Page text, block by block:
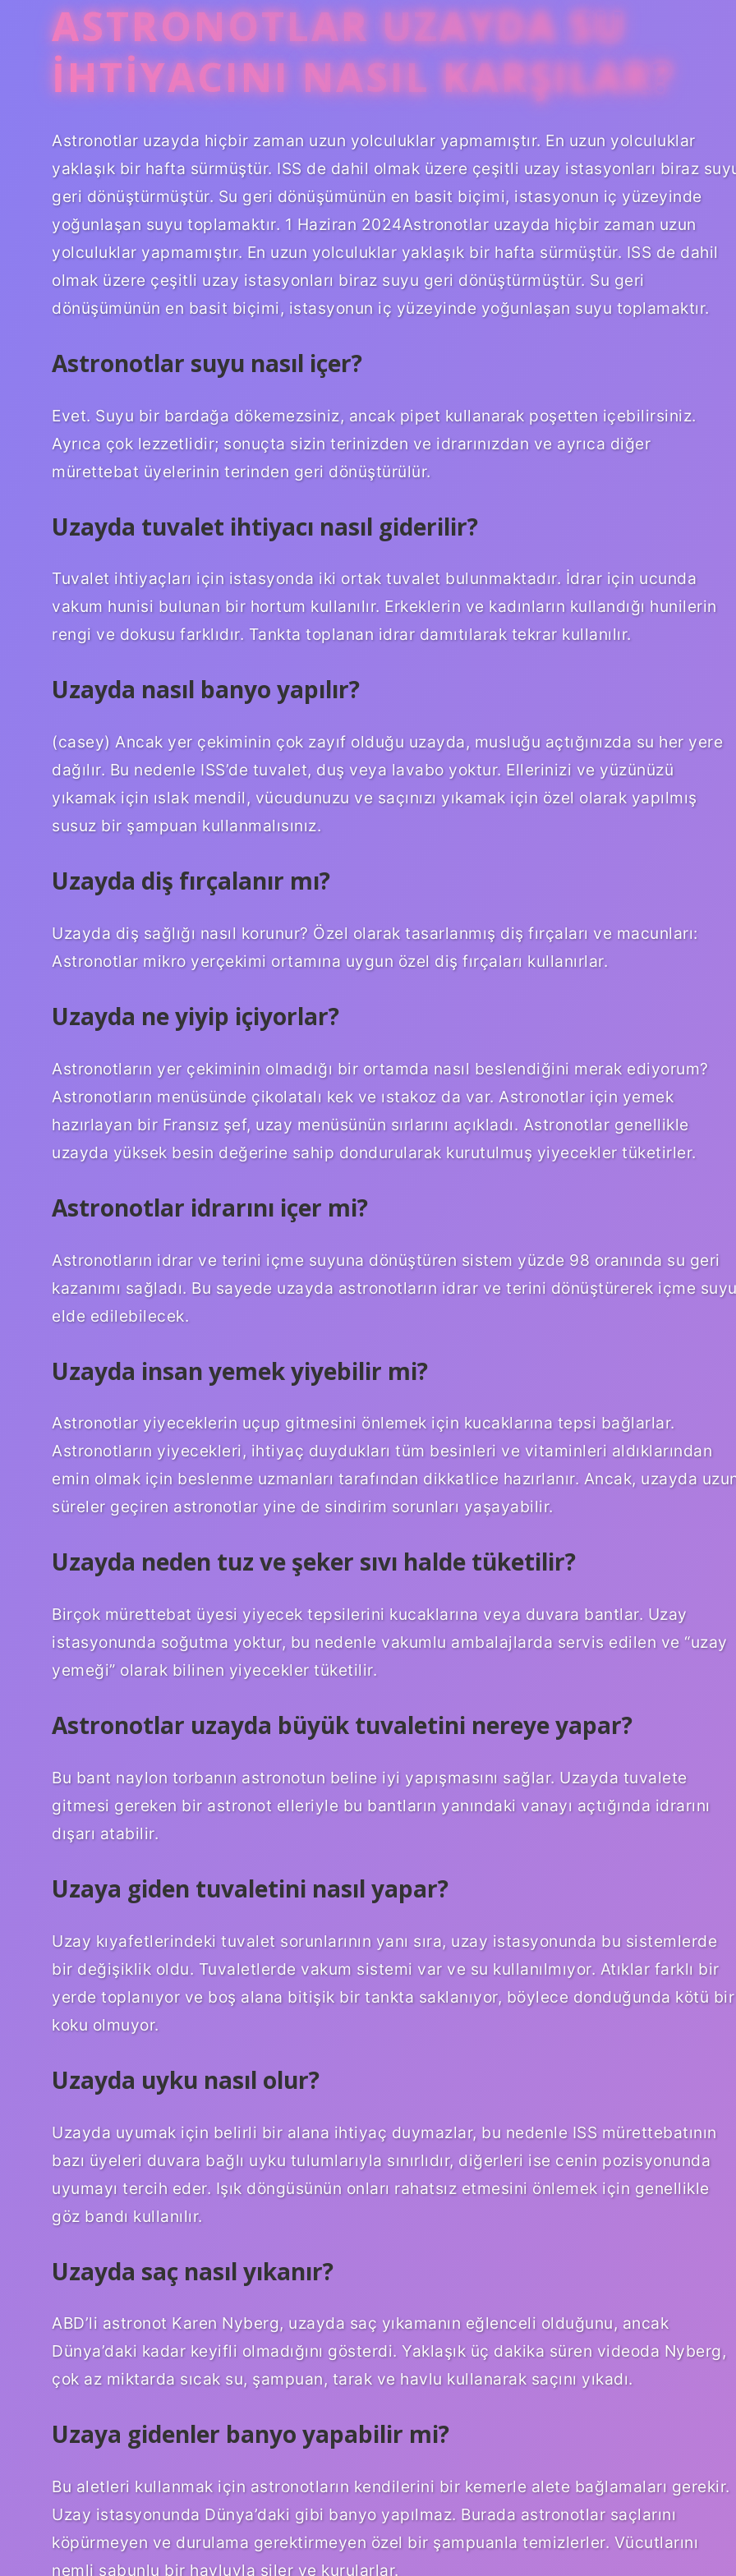
ASTRONOTLAR UZAYDA SU
IHTIYACINI NASIL KARŞILAR?
Astronotlar uzayda hiçbir zaman uzun yolculuklar yapmamıştır. En uzun yolculuklar
yaklaşık bir hafta sürmüştür. ISS de dahil olmak üzere çeşitli uzay istasyonları biraz
geri dönüştürmüştür. Su geri dönüşümünün en basit biçimi, istasyonun iç yüzeyinde
yoğunlaşan suyu toplamaktır. 1 Haziran 2024Astronotlar uzayda hiçbir zaman uzun
yolculuklar yapmamıştır. En uzun yolculuklar yaklaşık bir hafta sürmüştür. ISS de dahil
olmak üzere çeşitli uzay istasyonları biraz suyu geri dönüştürmüştür. Su geri
dönüşümünün en basit biçimi, istasyonun iç yüzeyinde yoğunlaşan suyu toplamaktır.
Astronotlar suyu nasıl içer?
Evet. Suyu bir bardağa dökemezsiniz, ancak pipet kullanarak poşetten içebilirsiniz.
Ayrıca çok lezzetlidir; sonuçta sizin terinizden ve idrarınızdan ve ayrıca diğer
mürettebat üyelerinin terinden geri dönüştürülür.
Uzayda tuvalet ihtiyacı nasıl giderilir?
Tuvalet ihtiyaçları için istasyonda iki ortak tuvalet bulunmaktadır. İdrar için ucunda
vakum hunisi bulunan bir hortum kullanılır. Erkeklerin ve kadınların kullandığı hunilerin
rengi ve dokusu farklıdır. Tankta toplanan idrar damıtılarak tekrar kullanılır.
Uzayda nasıl banyo yapılır?
(casey) Ancak yer çekiminin çok zayıf olduğu uzayda, musluğu açtığınızda su her yere
dağılır. Bu nedenle ISS’de tuvalet, duş veya lavabo yoktur. Ellerinizi ve yüzünüzü
yıkamak için ıslak mendil, vücudunuzu ve saçınızı yıkamak için özel olarak yapılmış
susuz bir şampuan kullanmalısınız.
Uzayda diş fırçalanır mı?
Uzayda diş sağlığı nasıl korunur? Özel olarak tasarlanmış diş fırçaları ve macunları:
Astronotlar mikro yerçekimi ortamına uygun özel diş fırçaları kullanırlar.
Uzayda ne yiyip içiyorlar?
Astronotların yer çekiminin olmadığı bir ortamda nasıl beslendiğini merak ediyorum?
Astronotların menüsünde çikolatalı kek ve ıstakoz da var. Astronotlar için yemek
hazırlayan bir Fransız şef, uzay menüsünün sırlarını açıkladı. Astronotlar genellikle
uzayda yüksek besin değerine sahip dondurularak kurutulmuş yiyecekler tüketirler.
Astronotlar idrarını içer mi?
Astronotların idrar ve terini içme suyuna dönüştüren sistem yüzde 98 oranında su geri
kazanımı sağladı. Bu sayede uzayda astronotların idrar ve terini dönüştürerek içme
elde edilebilecek.
Uzayda insan yemek yiyebilir mi?
Astronotlar yiyeceklerin uçup gitmesini önlemek için kucaklarına tepsi bağlarlar.
Astronotların yiyecekleri, ihtiyaç duydukları tüm besinleri ve vitaminleri aldıklarından
emin olmak için beslenme uzmanları tarafından dikkatlice hazırlanır. Ancak, uzayda
süreler geçiren astronotlar yine de sindirim sorunları yaşayabilir.
Uzayda neden tuz ve şeker sıvı halde tüketilir?
Birçok mürettebat üyesi yiyecek tepsilerini kucaklarına veya duvara bantlar. Uzay
istasyonunda soğutma yoktur, bu nedenle vakumlu ambalajlarda servis edilen ve “uzay
yemeği” olarak bilinen yiyecekler tüketilir.
Astronotlar uzayda büyük tuvaletini nereye yapar?
Bu bant naylon torbanın astronotun beline iyi yapışmasını sağlar. Uzayda tuvalete
gitmesi gereken bir astronot elleriyle bu bantların yanındaki vanayı açtığında idrarını
dışarı atabilir.
Uzaya giden tuvaletini nasıl yapar?
Uzay kıyafetlerindeki tuvalet sorunlarının yanı sıra, uzay istasyonunda bu sistemlerde
bir değişiklik oldu. Tuvaletlerde vakum sistemi var ve su kullanılmıyor. Atıklar farklı bir
yerde toplanıyor ve boş alana bitişik bir tankta saklanıyor, böylece donduğunda kötü bir
koku olmuyor.
Uzayda uyku nasıl olur?
Uzayda uyumak için belirli bir alana ihtiyaç duymazlar, bu nedenle ISS mürettebatının
bazı üyeleri duvara bağlı uyku tulumlarıyla sınırlıdır, diğerleri ise cenin pozisyonunda
uyumayı tercih eder. Işık döngüsünün onları rahatsız etmesini önlemek için genellikle
göz bandı kullanılır.
Uzayda saç nasıl yıkanır?
ABD’li astronot Karen Nyberg, uzayda saç yıkamanın eğlenceli olduğunu, ancak
Dünya’daki kadar keyifli olmadığını gösterdi. Yaklaşık üç dakika süren videoda Nyberg,
çok az miktarda sıcak su, şampuan, tarak ve havlu kullanarak saçını yıkadı.
Uzaya gidenler banyo yapabilir mi?
Bu aletleri kullanmak için astronotların kendilerini bir kemerle alete bağlamaları gerekir.
Uzay istasyonunda Dünya’daki gibi banyo yapılmaz. Burada astronotlar saçlarını
köpürmeyen ve durulama gerektirmeyen özel bir şampuanla temizlerler. Vücutlarını
nemli sabunlu bir havluyla siler ve kurularlar.